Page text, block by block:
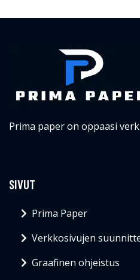
Prima paper on oppaasi
SIVUT
Prima Paper
Verkkosivujen
Graafinen ohjeistus